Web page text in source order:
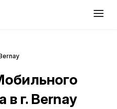
в г. Bernay